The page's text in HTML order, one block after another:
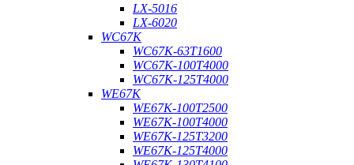
LX-5016
LX-6020
WC67K
WC67K-63T1600
WC67K-100T4000
WC67K-125T4000
WE67K
WE67K-100T2500
WE67K-100T4000
WE67K-125T3200
WE67K-125T4000